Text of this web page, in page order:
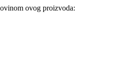
ovog proizvoda: